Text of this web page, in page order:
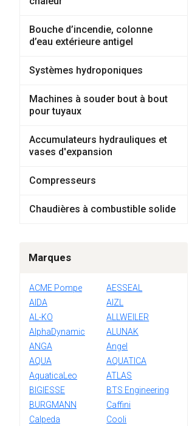
Bouche d’incendie, colonne
d’eau extérieure antigel
Systèmes hydroponiques
Machines à souder bout à bout
pour tuyaux
Accumulateurs hydrauliques et
vases d'expansion
Compresseurs
Chaudières à combustible solide
Marques
ACME Pompe
AESSEAL
AIDA
AIZL
AL-KO
ALLWEILER
AlphaDynamic
ALUNAK
ANGA
Angel
AQUA
AQUATICA
AquaticaLeo
ATLAS
BIGIESSE
BTS Engineering
BURGMANN
Caffini
Calpeda
Cooli